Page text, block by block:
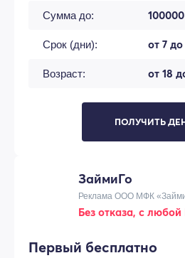
Сумма до:
Срок (дни): от 7
Возраст: от 18
ПОЛУЧИТЬ
ЗаймиГо
Реклама ООО МФК
Без отказа, с
Первый бесплатно